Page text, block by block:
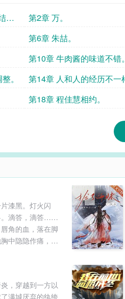
果
第2章 万。
第6章 朱喆。
第10章 牛肉酱的味道不错。
。
第14章 人和人的经历不一
第18章 程佳慧相约。
漆黑。灯火闪
。滴答，滴答……
角的血，落在脚
中隐隐作痛，烈
，穿越到一方以
满城厌弃的纨绔